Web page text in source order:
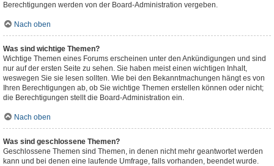
Berechtigungen werden von der Board-Administration vergeben.
Nach oben
Was sind wichtige Themen?
Wichtige Themen eines Forums erscheinen unter den Ankündigungen und sind
nur auf der ersten Seite zu sehen. Sie haben meist einen wichtigen Inhalt,
weswegen Sie sie lesen sollten. Wie bei den Bekanntmachungen hängt es von
Ihren Berechtigungen ab, ob Sie wichtige Themen erstellen können oder nicht;
die Berechtigungen stellt die Board-Administration ein.
Nach oben
Was sind geschlossene Themen?
Geschlossene Themen sind Themen, in denen nicht mehr geantwortet werden
kann und bei denen eine laufende Umfrage, falls vorhanden, beendet wurde.